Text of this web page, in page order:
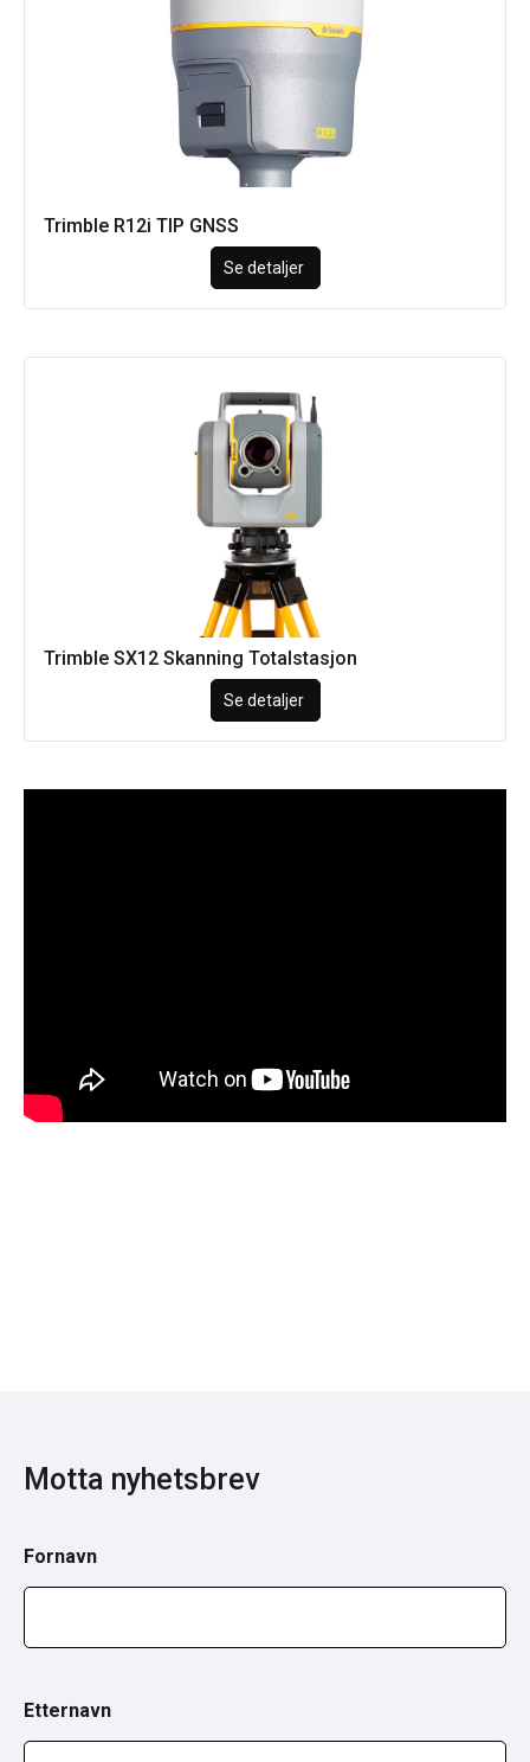
Trimble R12i TIP GNSS
Se detaljer
Trimble SX12 Skanning Totalstasjon
Se detaljer
Motta nyhetsbrev
Fornavn
Etternavn